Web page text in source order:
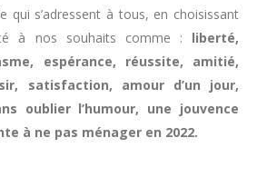
qui s’adressent à tous, en choisissant
à nos souhaits comme : liberté,
espérance, réussite, amitié,
satisfaction, amour d’un jour,
oublier l’humour, une jouvence
à ne pas ménager en 2022.